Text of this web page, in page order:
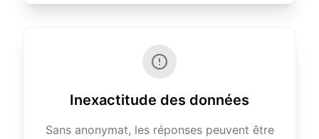
Inexactitude des données
Sans anonymat, les réponses peuvent être